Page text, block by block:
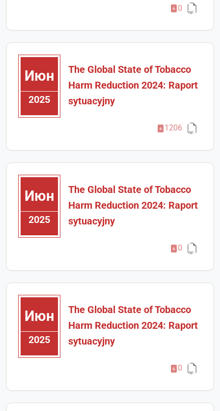
0
Июн
2025
The Global State of Tobacco
Harm Reduction 2024: Raport
sytuacyjny
1206
Июн
2025
The Global State of Tobacco
Harm Reduction 2024: Raport
sytuacyjny
0
Июн
2025
The Global State of Tobacco
Harm Reduction 2024: Raport
sytuacyjny
0